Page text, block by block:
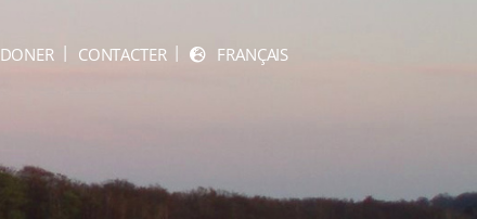
DONER CONTACTER FRANÇAIS